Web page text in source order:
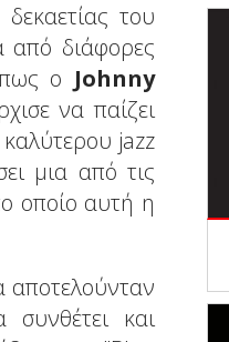
του
από διάφορες
ο Johnny
να παίζει
jazz
μια από τις
οποίο αυτή η
αποτελούνταν
και